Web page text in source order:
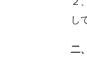
し
二